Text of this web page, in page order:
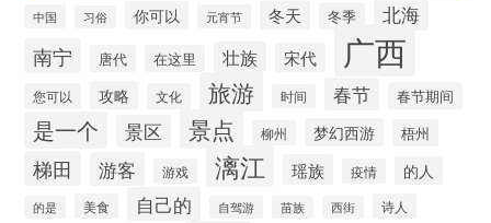
中国 习俗 你可以 元宵节 冬天 冬季 北海
南宁 唐代 在这里 壮族 宋代 广西
您可以 攻略 文化 旅游 时间 春节 春节期间
是一个 景区 景点 柳州 梦幻西游 梧州
梯田 游客 游戏 漓江 瑶族 疫情 的人
的是 美食 自己的 自驾游 苗族 西街 诗人